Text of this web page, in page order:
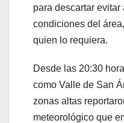
para descartar
condiciones del
quien lo requiera.
Desde las 20:30
como Valle de San
zonas altas
meteorológico que